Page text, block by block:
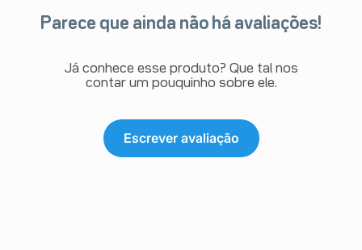
Parece que ainda não há avaliações!
Já conhece esse produto? Que tal nos
contar um pouquinho sobre ele.
Escrever avaliação